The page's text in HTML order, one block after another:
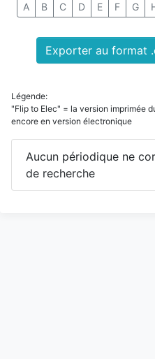
A B C D E F G
Exporter au format
Légende:
"Flip to Elec" = la version imprimée
encore en version électronique
Aucun périodique ne
de recherche